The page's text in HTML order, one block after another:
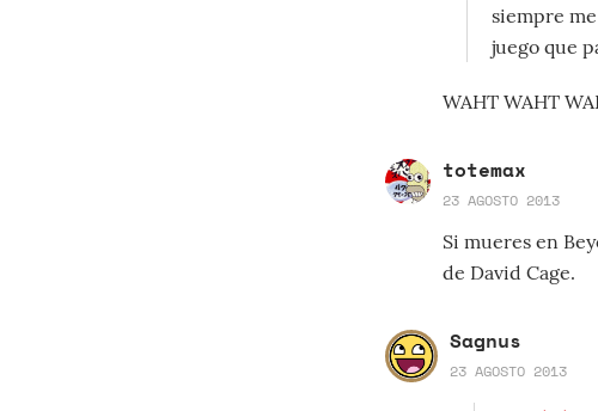
siempre
juego que
WAHT WAHT
totemax
23 AGOSTO 2013
Si mueres en
de David Cage.
Sagnus
23 AGOSTO 2013